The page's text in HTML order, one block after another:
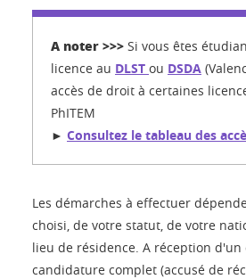
A noter >>> Si vous êtes
licence au DLST ou DSDA
accès de droit à certaines
PhITEM
► Consultez le tableau des
Les démarches à effectuer
choisi, de votre statut, de votre
lieu de résidence. A réception d'un
candidature complet (accusé de